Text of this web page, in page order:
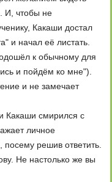
И, чтобы не
Какаши достал
и начал её листать.
к обычному для
и пойдём ко мне").
и не замечает
Какаши смирился с
личное
посему решив ответить.
Не настолько же вы